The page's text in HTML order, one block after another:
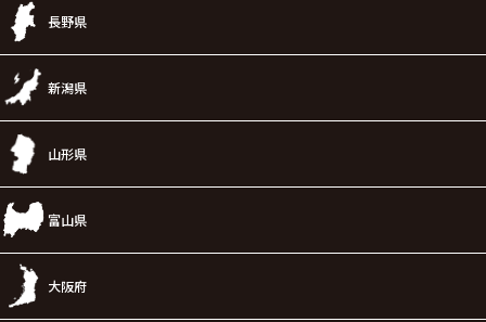
長野県
新潟県
山形県
富山県
大阪府